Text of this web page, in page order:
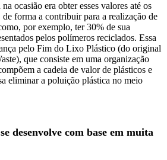
ocasião era obter esses valores até os
forma a contribuir para a realização de
por exemplo, ter 30% de sua
pelos polímeros reciclados. Essa
pelo Fim do Lixo Plástico (do original
que consiste em uma organização
a cadeia de valor de plásticos e
eliminar a poluição plástica no meio
desenvolve com base em muita